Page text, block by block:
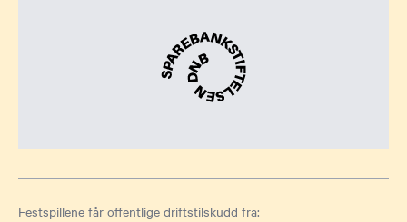
Festspillene får offentlige driftstilskudd fra: